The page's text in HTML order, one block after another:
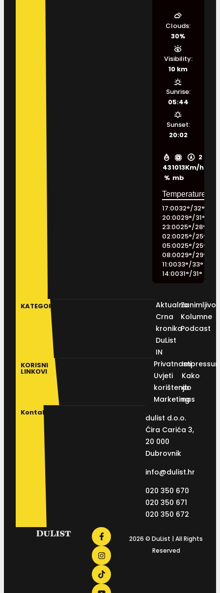
43
%
1013
mb
2
Km/h
Clouds:
30%
Visibility:
10 km
Sunrise:
05:44
Sunset:
20:02
17:0032°/32°
20:0029°/31°
23:0025°/28°
02:0025°/25°
05:0025°/25°
08:0029°/29°
11:0033°/33°
14:0031°/31°
KATEGORIJE
Aktualno
Crna
kronika
DuList
IN
Kolumne
Podcast
KORISNI
LINKOVI
Privatnosti
Uvjeti
korištenja
Marketing
Kako
do
nas
Kontakt
dulist d.o.o.
Ćira Carića 3,
20 000
Dubrovnik
info@dulist.hr
020 350 670
020 350 671
020 350 672
2026 © DuList | All Rights
Reserved